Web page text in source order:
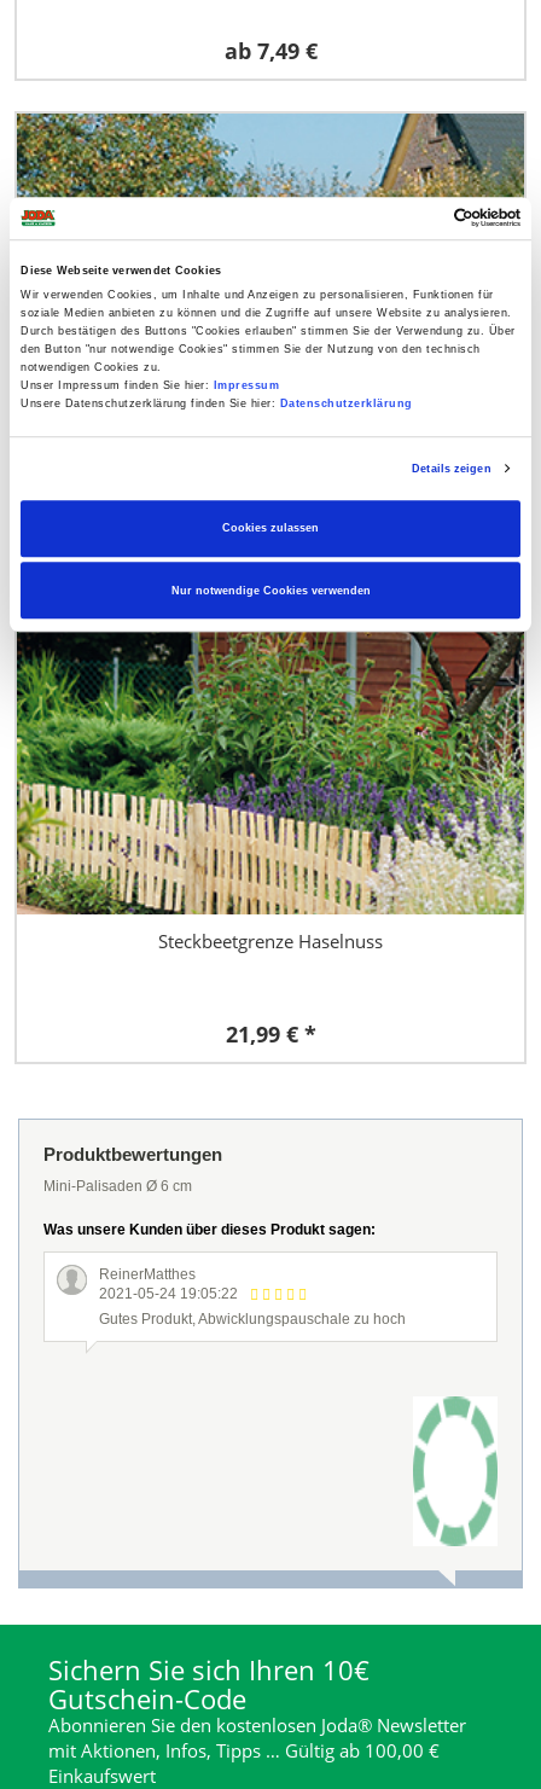
Diese Webseite verwendet Cookies
Wir verwenden Cookies, um Inhalte und Anzeigen zu personalisieren, Funktionen für
soziale Medien anbieten zu können und die Zugriffe auf unsere Website zu analysieren.
Durch bestätigen des Buttons "Cookies erlauben" stimmen Sie der Verwendung zu. Über
den Button "nur notwendige Cookies" stimmen Sie der Nutzung von den technisch
notwendigen Cookies zu.
Unser Impressum finden Sie hier:
Impressum
Unsere Datenschutzerklärung finden Sie hier:
Datenschutzerklärung
Details zeigen
Cookies zulassen
Nur notwendige Cookies verwenden
ab 7,49 €
Steckbeetgrenze Haselnuss
21,99 € *
Produktbewertungen
Mini-Palisaden Ø 6 cm
Was unsere Kunden über dieses Produkt sagen:
ReinerMatthes
2021-05-24 19:05:22
Gutes Produkt, Abwicklungspauschale zu hoch
Sichern Sie sich Ihren 10€
Gutschein-Code
Abonnieren Sie den kostenlosen Joda® Newsletter
mit Aktionen, Infos, Tipps … Gültig ab 100,00 €
Einkaufswert